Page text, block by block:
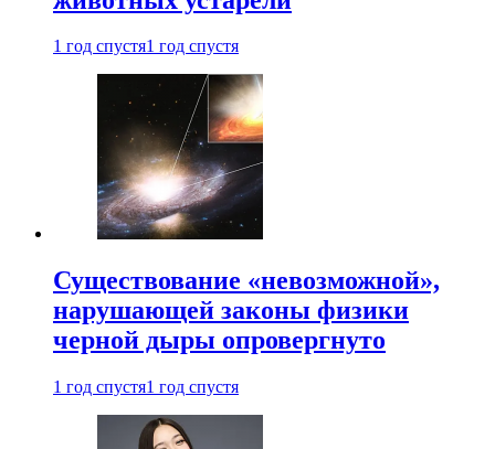
1 год спустя1 год спустя
Существование «невозможной»,
нарушающей законы физики
черной дыры опровергнуто
1 год спустя1 год спустя